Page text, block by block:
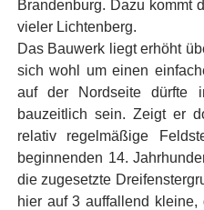
Brandenburg. Dazu kommt
vieler Lichtenberg.
Das Bauwerk liegt erhöht
sich wohl um einen
auf der Nordseite dürfte
bauzeitlich sein. Zeigt er
relativ regelmäßige
beginnenden 14.
die zugesetzte
hier auf 3 auffallend